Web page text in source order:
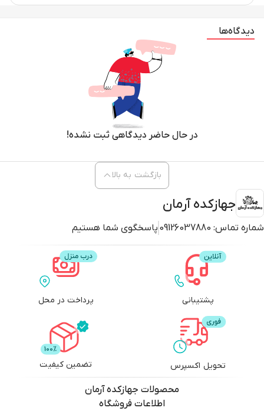
دیدگاه‌ها
در حال حاضر دیدگاهی ثبت نشده!
جهازکده آرمان
شماره تماس: 09126037880 پاسخگوی شما هستیم
بازگشت به بالا
پشتیبانی پرداخت در محل
تحویل اکسپرس تضمین کیفیت
محصولات جهازکده آرمان
اطلاعات فروشگاه